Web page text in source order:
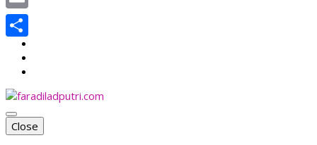
faradiladputri.com
Indonesian Millennial Mom and Lifestyle Blogger
Close
Email
Share